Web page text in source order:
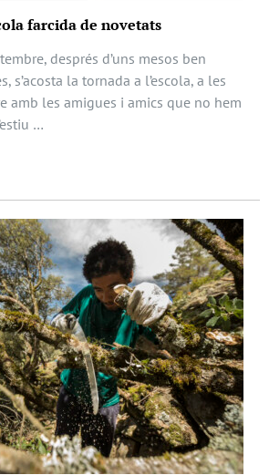
farcida de novetats
després d’uns mesos ben
s’acosta la tornada a l’escola, a les
amb les amigues i amics que no hem
…